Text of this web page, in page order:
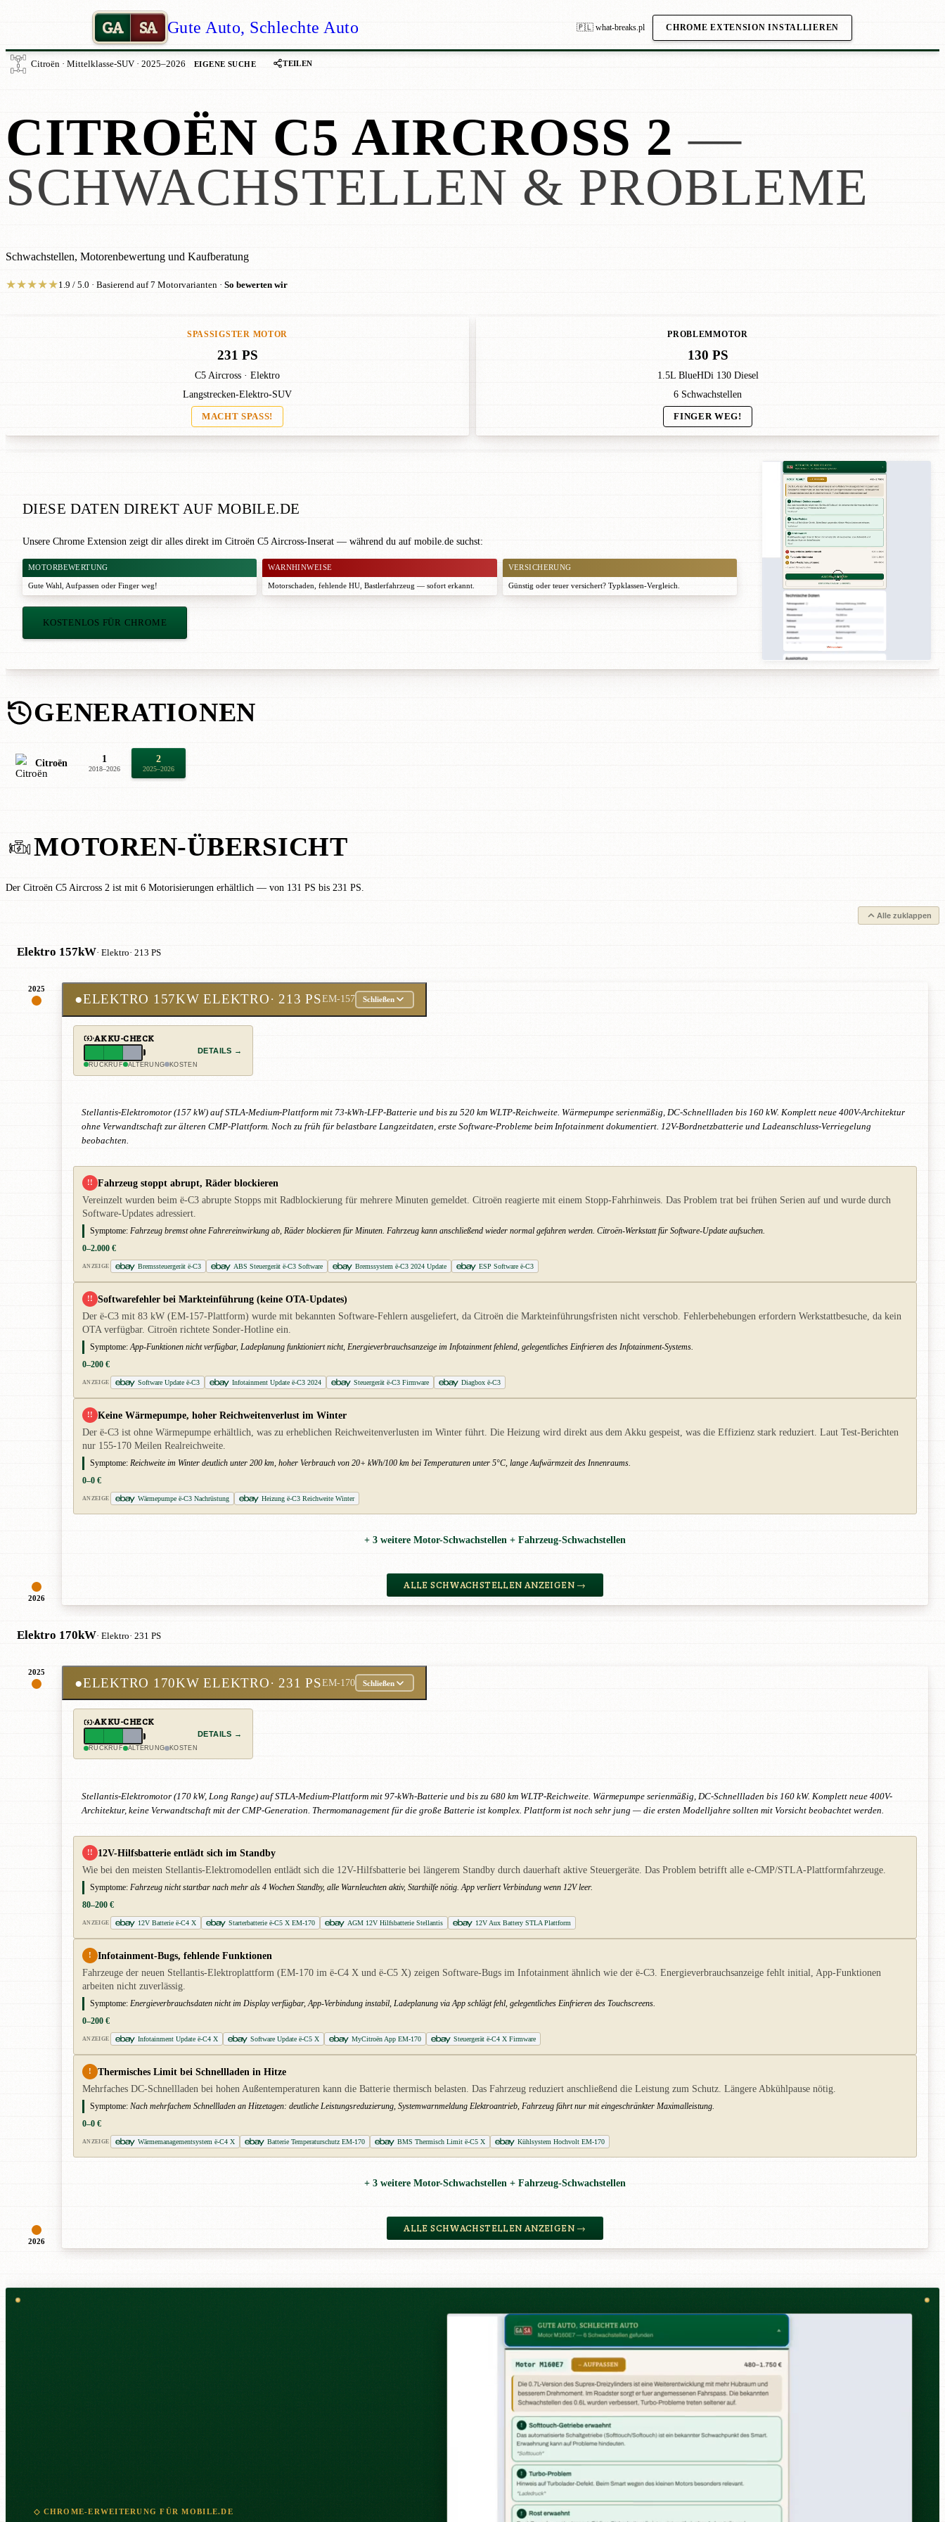
GA SA Gute Auto, Schlechte Auto 🇵🇱 what-breaks.pl CHROME EXTENSION INSTALLIEREN
Citroën · Mittelklasse-SUV · 2025–2026 EIGENE SUCHE TEILEN
CITROËN C5 AIRCROSS 2 —
SCHWACHSTELLEN & PROBLEME
Schwachstellen, Motorenbewertung und Kaufberatung
★★★★★1.9 / 5.0 · Basierend auf 7 Motorvarianten · So bewerten wir
SPASSIGSTER MOTOR
231 PS
C5 Aircross · Elektro
Langstrecken-Elektro-SUV
MACHT SPASS!
PROBLEMMOTOR
130 PS
1.5L BlueHDi 130 Diesel
6 Schwachstellen
FINGER WEG!
DIESE DATEN DIREKT AUF MOBILE.DE
Unsere Chrome Extension zeigt dir alles direkt im Citroën C5 Aircross-Inserat — während du auf mobile.de suchst:
MOTORBEWERTUNG
Gute Wahl Aufpassen oder Finger weg!
WARNHINWEISE
Motorschaden, fehlende HU, Bastlerfahrzeug — sofort erkannt.
VERSICHERUNG
Günstig oder teuer versichert? Typklassen-Vergleich.
KOSTENLOS FÜR CHROME
GENERATIONEN
Citroën 1
2018–2026
2
2025–2026
MOTOREN-ÜBERSICHT
Der Citroën C5 Aircross 2 ist mit 6 Motorisierungen erhältlich — von 131 PS bis 231 PS.
Alle zuklappen
Elektro 157kW· Elektro· 213 PS
2025
2026
●ELEKTRO 157KW ELEKTRO· 213 PSEM-157 Schließen
AKKU-CHECK
RÜCKRUF ALTERUNG KOSTEN
DETAILS →
Stellantis-Elektromotor (157 kW) auf STLA-Medium-Plattform mit 73-kWh-LFP-Batterie und bis zu 520 km WLTP-Reichweite. Wärmepumpe serienmäßig, DC-Schnellladen bis 160 kW. Komplett neue 400V-Architektur
ohne Verwandtschaft zur älteren CMP-Plattform. Noch zu früh für belastbare Langzeitdaten, erste Software-Probleme beim Infotainment dokumentiert. 12V-Bordnetzbatterie und Ladeanschluss-Verriegelung
beobachten.
!! Fahrzeug stoppt abrupt, Räder blockieren
Vereinzelt wurden beim ë-C3 abrupte Stopps mit Radblockierung für mehrere Minuten gemeldet. Citroën reagierte mit einem Stopp-Fahrhinweis. Das Problem trat bei frühen Serien auf und wurde durch
Software-Updates adressiert.
Symptome: Fahrzeug bremst ohne Fahrereinwirkung ab, Räder blockieren für Minuten. Fahrzeug kann anschließend wieder normal gefahren werden. Citroën-Werkstatt für Software-Update aufsuchen.
0–2.000 €
ANZEIGE Bremssteuergerät ë-C3 ABS Steuergerät ë-C3 Software Bremssystem ë-C3 2024 Update ESP Software ë-C3
!! Softwarefehler bei Markteinführung (keine OTA-Updates)
Der ë-C3 mit 83 kW (EM-157-Plattform) wurde mit bekannten Software-Fehlern ausgeliefert, da Citroën die Markteinführungsfristen nicht verschob. Fehlerbehebungen erfordern Werkstattbesuche, da kein
OTA verfügbar. Citroën richtete Sonder-Hotline ein.
Symptome: App-Funktionen nicht verfügbar, Ladeplanung funktioniert nicht, Energieverbrauchsanzeige im Infotainment fehlend, gelegentliches Einfrieren des Infotainment-Systems.
0–200 €
ANZEIGE Software Update ë-C3 Infotainment Update ë-C3 2024 Steuergerät ë-C3 Firmware Diagbox ë-C3
!! Keine Wärmepumpe, hoher Reichweitenverlust im Winter
Der ë-C3 ist ohne Wärmepumpe erhältlich, was zu erheblichen Reichweitenverlusten im Winter führt. Die Heizung wird direkt aus dem Akku gespeist, was die Effizienz stark reduziert. Laut Test-Berichten
nur 155-170 Meilen Realreichweite.
Symptome: Reichweite im Winter deutlich unter 200 km, hoher Verbrauch von 20+ kWh/100 km bei Temperaturen unter 5°C, lange Aufwärmzeit des Innenraums.
0–0 €
ANZEIGE Wärmepumpe ë-C3 Nachrüstung Heizung ë-C3 Reichweite Winter
+ 3 weitere Motor-Schwachstellen + Fahrzeug-Schwachstellen
ALLE SCHWACHSTELLEN ANZEIGEN →
Elektro 170kW· Elektro· 231 PS
2025
2026
●ELEKTRO 170KW ELEKTRO· 231 PSEM-170 Schließen
AKKU-CHECK
RÜCKRUF ALTERUNG KOSTEN
DETAILS →
Stellantis-Elektromotor (170 kW, Long Range) auf STLA-Medium-Plattform mit 97-kWh-Batterie und bis zu 680 km WLTP-Reichweite. Wärmepumpe serienmäßig, DC-Schnellladen bis 160 kW. Komplett neue 400V-
Architektur, keine Verwandtschaft mit der CMP-Generation. Thermomanagement für die große Batterie ist komplex. Plattform ist noch sehr jung — die ersten Modelljahre sollten mit Vorsicht beobachtet werden.
!! 12V-Hilfsbatterie entlädt sich im Standby
Wie bei den meisten Stellantis-Elektromodellen entlädt sich die 12V-Hilfsbatterie bei längerem Standby durch dauerhaft aktive Steuergeräte. Das Problem betrifft alle e-CMP/STLA-Plattformfahrzeuge.
Symptome: Fahrzeug nicht startbar nach mehr als 4 Wochen Standby, alle Warnleuchten aktiv, Starthilfe nötig. App verliert Verbindung wenn 12V leer.
80–200 €
ANZEIGE 12V Batterie ë-C4 X Starterbatterie ë-C5 X EM-170 AGM 12V Hilfsbatterie Stellantis 12V Aux Battery STLA Plattform
! Infotainment-Bugs, fehlende Funktionen
Fahrzeuge der neuen Stellantis-Elektroplattform (EM-170 im ë-C4 X und ë-C5 X) zeigen Software-Bugs im Infotainment ähnlich wie der ë-C3. Energieverbrauchsanzeige fehlt initial, App-Funktionen
arbeiten nicht zuverlässig.
Symptome: Energieverbrauchsdaten nicht im Display verfügbar, App-Verbindung instabil, Ladeplanung via App schlägt fehl, gelegentliches Einfrieren des Touchscreens.
0–200 €
ANZEIGE Infotainment Update ë-C4 X Software Update ë-C5 X MyCitroën App EM-170 Steuergerät ë-C4 X Firmware
! Thermisches Limit bei Schnellladen in Hitze
Mehrfaches DC-Schnellladen bei hohen Außentemperaturen kann die Batterie thermisch belasten. Das Fahrzeug reduziert anschließend die Leistung zum Schutz. Längere Abkühlpause nötig.
Symptome: Nach mehrfachem Schnellladen an Hitzetagen: deutliche Leistungsreduzierung, Systemwarnmeldung Elektroantrieb, Fahrzeug fährt nur mit eingeschränkter Maximalleistung.
0–0 €
ANZEIGE Wärmemanagementsystem ë-C4 X Batterie Temperaturschutz EM-170 BMS Thermisch Limit ë-C5 X Kühlsystem Hochvolt EM-170
+ 3 weitere Motor-Schwachstellen + Fahrzeug-Schwachstellen
ALLE SCHWACHSTELLEN ANZEIGEN →
◇ CHROME-ERWEITERUNG FÜR MOBILE.DE